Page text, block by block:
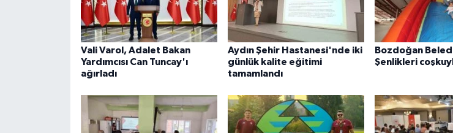
Vali Varol, Adalet Bakan
Yardımcısı Can Tuncay'ı
ağırladı
Aydın Şehir Hastanesi'nde iki
günlük kalite eğitimi
tamamlandı
Bozdoğan
Şenlikleri